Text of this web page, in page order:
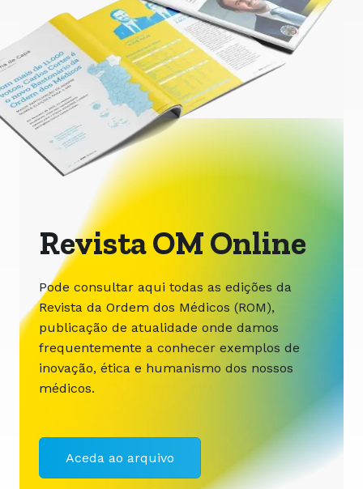
Revista OM Online
Pode consultar aqui todas as edições da
Revista da Ordem dos Médicos (ROM),
publicação de atualidade onde damos
frequentemente a conhecer exemplos de
inovação, ética e humanismo dos nossos
médicos.
Aceda ao arquivo